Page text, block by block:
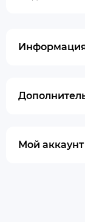
Мой аккаунт